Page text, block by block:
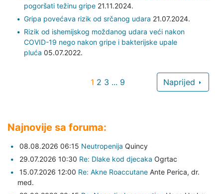
pogoršati težinu gripe21.11.2024.
Gripa povećava rizik od srčanog udara 21.07.2024.
Rizik od ishemijskog moždanog udara veći nakon
COVID-19 nego nakon gripe i bakterijske upale
pluća 05.07.2022.
1 2 3 ... 9 Naprijed
Najnovije sa foruma:
08.08.2026 06:15 Neutropenija Quincy
29.07.2026 10:30 Re: Dlake kod djecaka Ogrtac
15.07.2026 12:00 Re: Akne Roaccutane Ante Perica, dr.
med.